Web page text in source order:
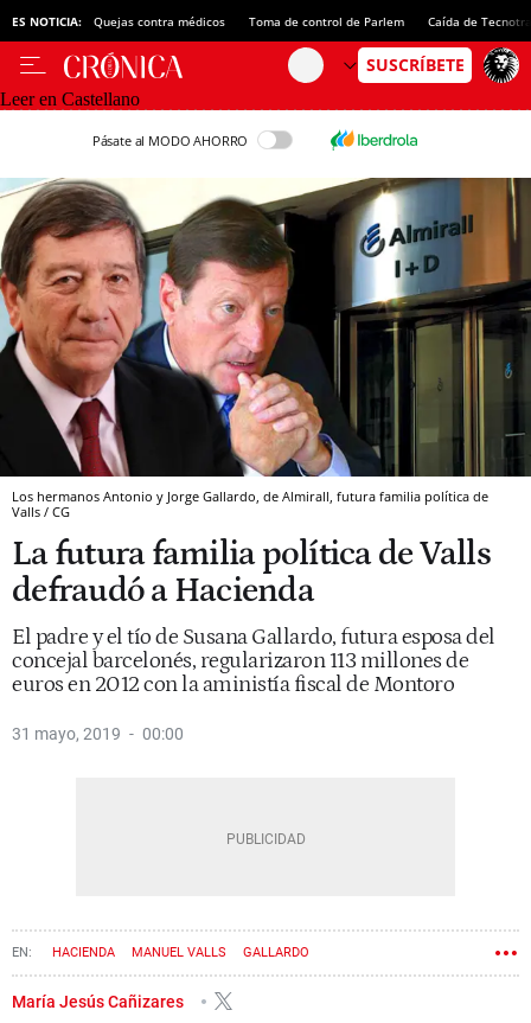
ES NOTICIA: Quejas contra médicos Toma de control de Parlem Caída de
Leer en Castellano
Pásate al MODO AHORRO
Los hermanos Antonio y Jorge Gallardo, de Almirall, futura familia política de
Valls / CG
La futura familia política de Valls
defraudó a Hacienda
El padre y el tío de Susana Gallardo, futura esposa del
concejal barcelonés, regularizaron 113 millones de
euros en 2012 con la aministía fiscal de Montoro
31 mayo, 2019 00:00
HACIENDA MANUEL VALLS GALLARDO
María Jesús Cañizares